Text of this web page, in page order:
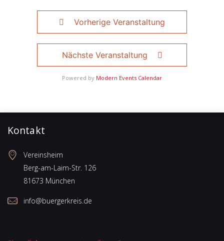
Vorherige Veranstaltung
Nächste Veranstaltung
Powered by Modern Events Calendar
Kontakt
Vereinsheim
Berg-am-Laim-Str. 126
81673 München
info@buergerkreis.de